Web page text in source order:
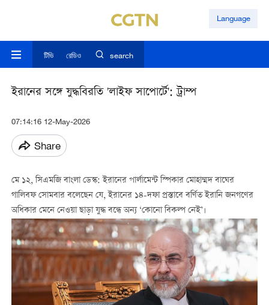
Language
টিভি রেডিও search
ইরানের সঙ্গে যুদ্ধবিরতি 'লাইফ সাপোর্টে': ট্রাম্প
07:14:16 12-May-2026
Share
মে ১২, সিএমজি বাংলা ডেস্ক: ইরানের পার্লামেন্ট স্পিকার মোহাম্মদ বাঘের
গালিবফ সোমবার বলেছেন যে, ইরানের ১৪-দফা প্রস্তাবে বর্ণিত ইরানি জনগণের
অধিকার মেনে নেওয়া ছাড়া যুদ্ধ বন্ধে অন্য ‘কোনো বিকল্প নেই’।